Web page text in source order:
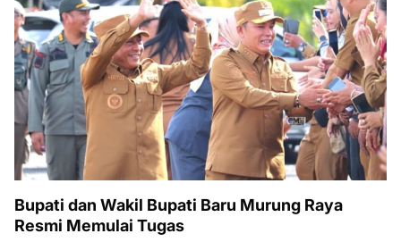
Bupati dan Wakil Bupati Baru Murung Raya
Resmi Memulai Tugas